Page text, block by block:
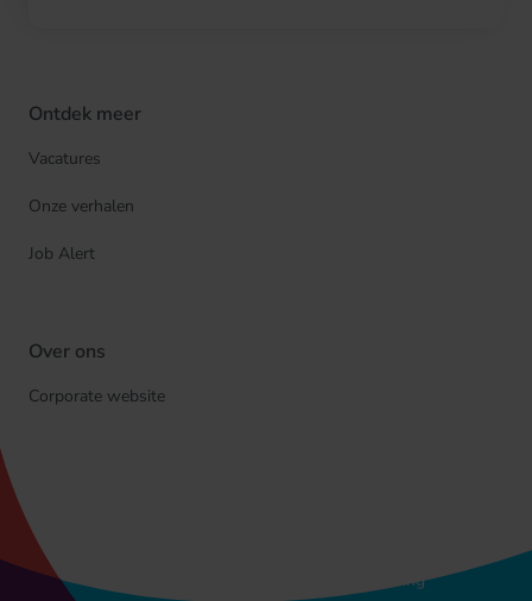
Ontdek meer
Vacatures
Onze verhalen
Job Alert
Over ons
Corporate website
Cookieverklaring